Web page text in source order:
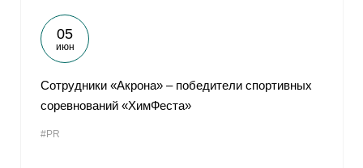
05
июн
Сотрудники «Акрона» ‒ победители спортивных
соревнований «ХимФеста»
#PR